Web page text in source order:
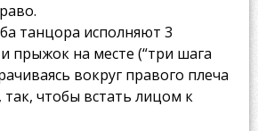
танцора исполняют 3
прыжок на месте (“три шага
вокруг правого плеча
так, чтобы встать лицом к